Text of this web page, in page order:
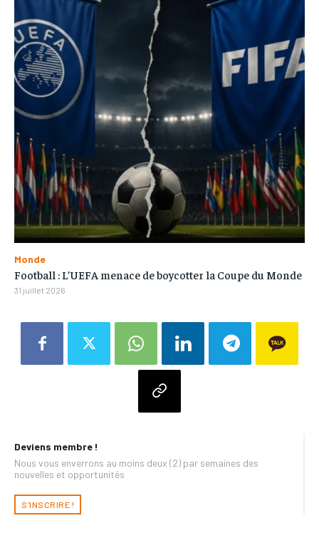
Deviens membre !
Nous vous enverrons au moins deux (2) par semaines des
nouvelles et opportunités
S'INSCRIRE !
Monde
Football : L’UEFA menace de boycotter la Coupe du Monde
31 juillet 2026